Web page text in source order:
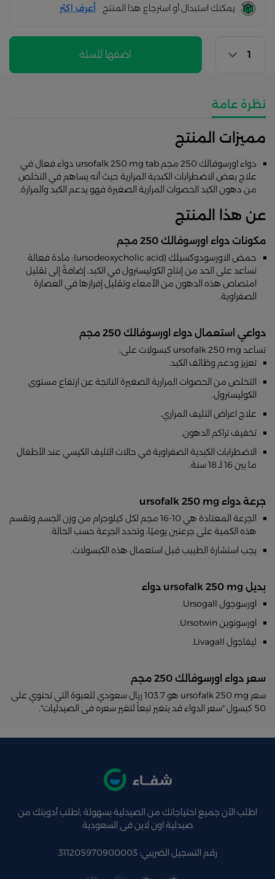
يمكنك استبدال أو استرجاع هذا المنتج أعرف اكثر
اضفها للسلة
نظرة عامة
مميزات المنتج
دواء اورسوفالك 250 مجم ursofalk 250 mg tab دواء فعال في
علاج بعض الاضطرابات الكبدية المرارية حيث أنه يساهم في التخلص
من دهون الكبد الحصوات المرارية الصغيرة فهو يدعم الكبد والمرارة.
عن هذا المنتج
مكونات دواء اورسوفالك 250 مجم
حمض الاورسودوكسيلك (ursodeoxycholic acid): مادة فعالة
تساعد على الحد من إنتاج الكوليسترول في الكبد، إضافةً إلى تقليل
امتصاص هذه الدهون من الأمعاء وتقليل إفرازها في العصارة
الصفراوية.
دواعي استعمال دواء اورسوفالك 250 مجم
تساعد ursofalk 250 mg كبسولات على:
تعزيز ودعم وظائف الكبد.
التخلص من الحصوات المرارية الصغيرة الناتجة عن ارتفاع مستوى
الكوليسترول.
علاج اعراض التليف المراري.
تخفيف تراكم الدهون.
الاضطرابات الكبدية الصفراوية في حالات التليف الكيسي عند الأطفال
ما بين 16 لـ 18 سنة.
جرعة دواء ursofalk 250 mg
الجرعة المعتادة هي 10-16 مجم لكل كيلوجرام من وزن الجسم وتقسم
هذه الكمية على جرعتين يوميًا، وتحدد الجرعة حسب الحالة.
يجب استشارة الطبيب قبل استعمال هذه الكبسولات.
بديل ursofalk 250 mg دواء
اورسوجول Ursogall.
اورسوتوين Ursotwin.
ليفاجول Livagall.
سعر دواء اورسوفالك 250 مجم
سعر ursofalk 250 mg هو 103.7 ريال سعودي للعبوة التي تحتوي على
50 كبسول "سعر الدواء قد يتغير تبعاً لتغير سعره فى الصيدليات".
اطلب الآن جميع احتياجاتك من الصيدلية بسهولة ,اطلب أدويتك من
صيدلية اون لاين فى السعودية
رقم التسجيل الضريبي: 311205970900003